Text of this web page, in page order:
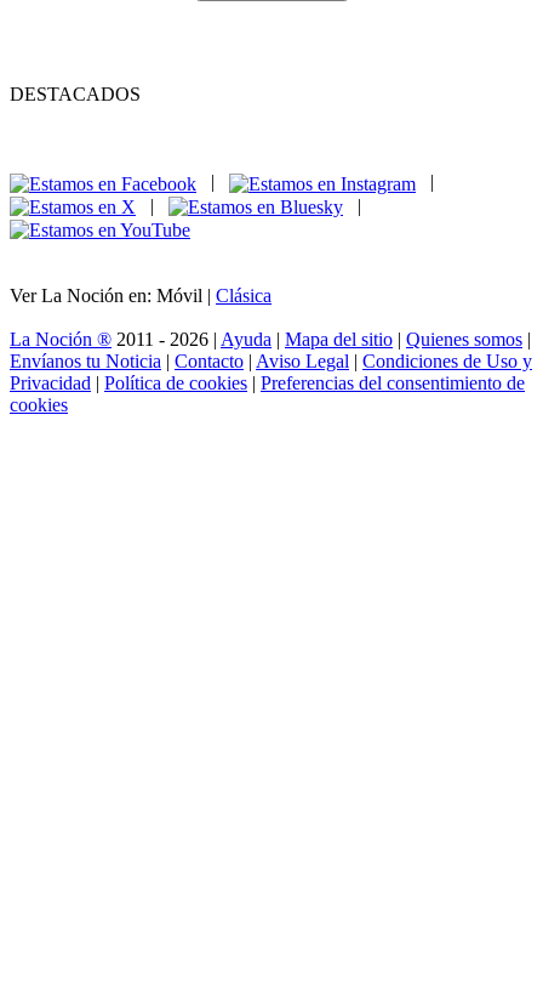
DESTACADOS
|
|
Ver La Noción en: Móvil | Clásica
La Noción ® 2011 - 2026 | Ayuda | Mapa del sitio | Quienes somos |
Envíanos tu Noticia | Contacto | Aviso Legal | Condiciones de Uso y
Privacidad | Política de cookies | Preferencias del consentimiento de
cookies